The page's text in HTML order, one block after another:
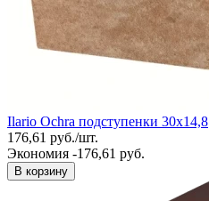
Ilario Ochra подступенки 30х14,8
176,61 руб./шт.
Экономия -176,61 руб.
В корзину